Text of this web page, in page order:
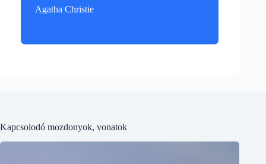
Agatha Christie
Kapcsolodó mozdonyok, vonatok